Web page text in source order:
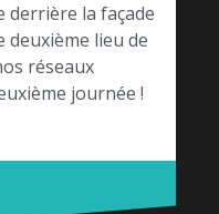
derrière la façade
lieu de
réseaux
journée !